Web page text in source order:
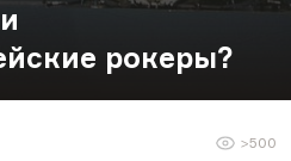
рокеры?
>500